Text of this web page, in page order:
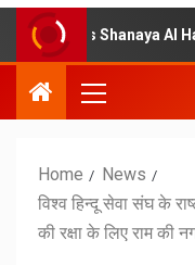
Al Haq’s Her Upcoming
Home
News
विश्व हिन्दू सेवा संघ के
की रक्षा के लिए राम की